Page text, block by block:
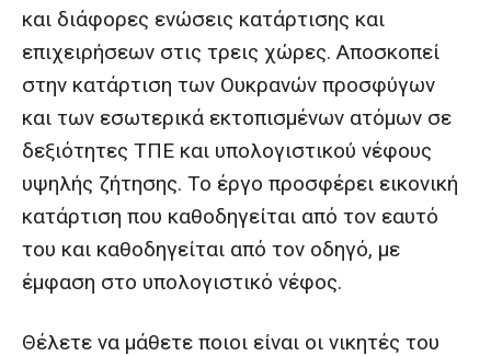
και διάφορες ενώσεις κατάρτισης και
επιχειρήσεων στις τρεις χώρες. Αποσκοπεί
στην κατάρτιση των Ουκρανών προσφύγων
και των εσωτερικά εκτοπισμένων ατόμων σε
δεξιότητες ΤΠΕ και υπολογιστικού νέφους
υψηλής ζήτησης. Το έργο προσφέρει εικονική
κατάρτιση που καθοδηγείται από τον εαυτό
του και καθοδηγείται από τον οδηγό, με
έμφαση στο υπολογιστικό νέφος.
Θέλετε να μάθετε ποιοι είναι οι νικητές του